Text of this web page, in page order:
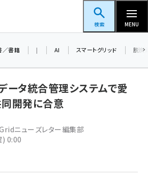
スマートグリッドフォーラム
検索 MENU
／書籍 | AI スマートグリッド 脱炭
ータ統合管理システムで愛
開発に合意
ニューズレター編集部
0:00